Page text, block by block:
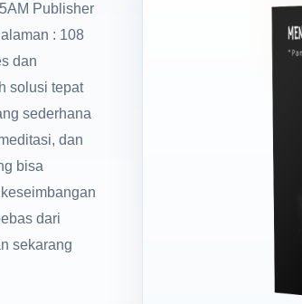
Publisher
: 108
dan
solusi tepat
sederhana
dan
bisa
dari
sekarang